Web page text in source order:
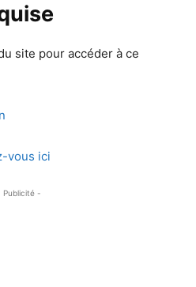
site pour accéder à ce
vous ici
Publicité -